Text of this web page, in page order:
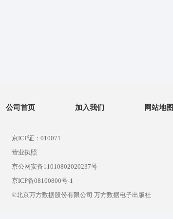
公司首页 加入我们 网站地图
京ICP证：010071
营业执照
京公网安备11010802020237号
京ICP备08100800号-1
©北京万方数据股份有限公司 万方数据电子出版社